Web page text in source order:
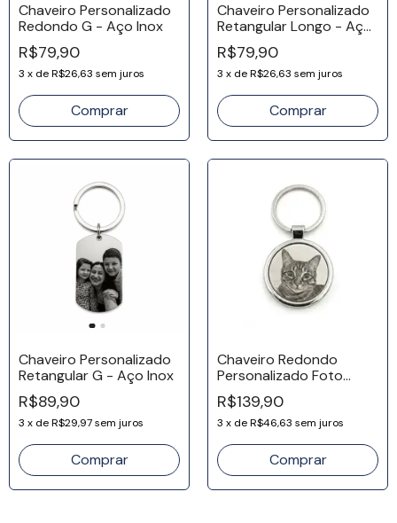
Chaveiro Personalizado
Redondo G - Aço Inox
R$79,90
3 x deR$26,63 sem juros
Chaveiro Personalizado
Retangular Longo - Aço
Inox
R$79,90
3 x deR$26,63 sem juros
Chaveiro Personalizado
Retangular G - Aço Inox
R$89,90
3 x deR$29,97sem juros
Chaveiro Redondo
Personalizado Foto
Realista - Aço Inox
R$139,90
3 x deR$46,63 sem juros